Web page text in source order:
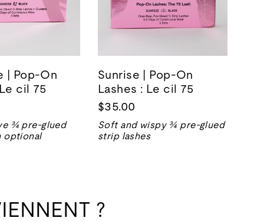
| Pop-On
cil 75
¾ pre-glued
optional
Sunrise | Pop-On
Lashes : Le cil 75
$35.00
Soft and wispy ¾ pre-glued
strip lashes
?